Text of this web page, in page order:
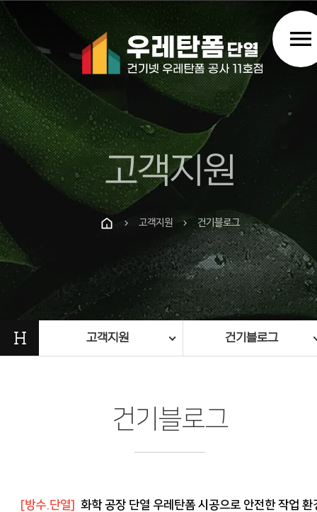
menu
고객지원
chevron_right 고객지원 chevron_right 건기블로그
H 고객지원 건기블로그
건기블로그
[방수.단열] 화학 공장 단열 우레탄폼 시공으로 안전한 작업 환